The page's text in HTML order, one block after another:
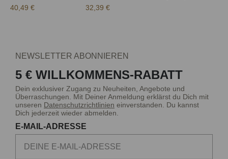
40,49 €
32,39 €
NEWSLETTER ABONNIEREN
5 € WILLKOMMENS-RABATT
Dein exklusiver Zugang zu Neuheiten, Angebote und
Überraschungen. Mit Deiner Anmeldung erklärst du Dich mit
unseren Datenschutzrichtlinien einverstanden. Du kannst
Dich jederzeit wieder abmelden.
E-MAIL-ADRESSE